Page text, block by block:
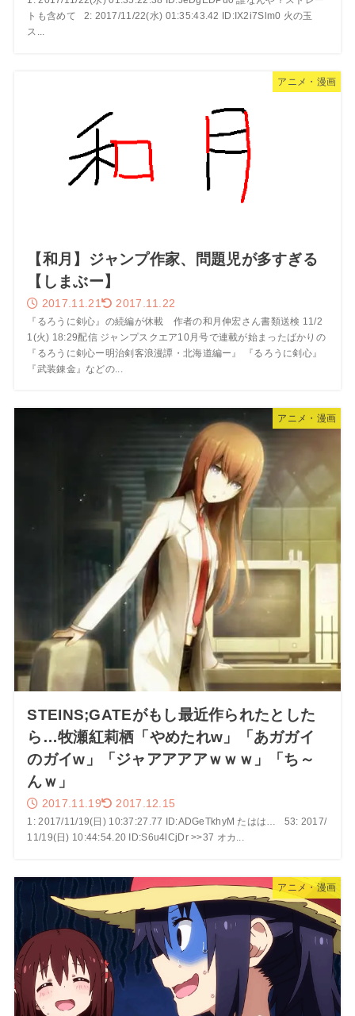
トも含めて 2: 2017/11/22(水) 01:35:43.42 ID:IX2i7Slm0 火の玉
ス...
アニメ・漫画
【和月】ジャンプ作家、問題児が多すぎる
【しまぶー】
2017.11.21 2017.11.22
『るろうに剣心』の続編が休載 作者の和月伸宏さん書類送検 11/2
1(火) 18:29配信 ジャンプスクエア10月号で連載が始まったばかりの
『るろうに剣心ー明治剣客浪漫譚・北海道編ー』 『るろうに剣心』
『武装錬金』などの...
アニメ・漫画
STEINS;GATEがもし最近作られたとした
ら…牧瀬紅莉栖「やめたれw」「あガガイ
のガイw」「ジャアアアアｗｗｗ」「ち～
んｗ」
2017.11.19 2017.12.15
1: 2017/11/19(日) 10:37:27.77 ID:ADGeTkhyM たはは… 53: 2017/
11/19(日) 10:44:54.20 ID:S6u4lCjDr >>37 オカ...
アニメ・漫画